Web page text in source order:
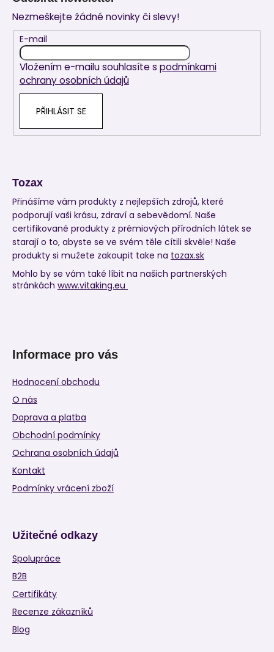
Nezmeškejte žádné novinky či slevy!
E-mail
Vložením e-mailu souhlasíte s podmínkami
ochrany osobních údajů
PŘIHLÁSIT SE
Tozax
Přinášíme vám produkty z nejlepších zdrojů, které
podporují vaši krásu, zdraví a sebevědomí. Naše
certifikované produkty z prémiových přírodních látek se
starají o to, abyste se ve svém těle cítili skvěle! Naše
produkty si mužete zakoupit take na tozax.sk
Mohlo by se vám také líbit na našich partnerských
stránkách www.vitaking.eu
Informace pro vás
Hodnocení obchodu
O nás
Doprava a platba
Obchodní podmínky
Ochrana osobních údajů
Kontakt
Podmínky vrácení zboží
Užitečné odkazy
Spolupráce
B2B
Certifikáty
Recenze zákazníků
Blog